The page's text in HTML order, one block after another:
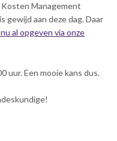
Management
gewijd aan deze dag. Daar
al opgeven via onze
uur. Een mooie kans dus.